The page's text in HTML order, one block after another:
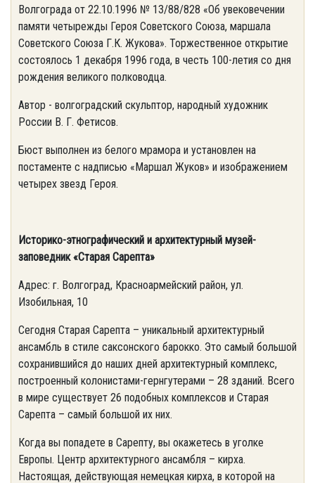
Волгограда от 22.10.1996 № 13/88/828 «Об увековечении
памяти четырежды Героя Советского Союза, маршала
Советского Союза Г.К. Жукова». Торжественное открытие
состоялось 1 декабря 1996 года, в честь 100-летия со дня
рождения великого полководца.
Автор - волгоградский скульптор, народный художник
России В. Г. Фетисов.
Бюст выполнен из белого мрамора и установлен на
постаменте с надписью «Маршал Жуков» и изображением
четырех звезд Героя.
Историко-этнографический и архитектурный музей-
заповедник «Старая Сарепта»
Адрес: г. Волгоград, Красноармейский район, ул.
Изобильная, 10
Сегодня Старая Сарепта – уникальный архитектурный
ансамбль в стиле саксонского барокко. Это самый большой
сохранившийся до наших дней архитектурный комплекс,
построенный колонистами-гернгутерами – 28 зданий. Всего
в мире существует 26 подобных комплексов и Старая
Сарепта – самый большой их них.
Когда вы попадете в Сарепту, вы окажетесь в уголке
Европы. Центр архитектурного ансамбля – кирха.
Настоящая, действующая немецкая кирха, в которой на